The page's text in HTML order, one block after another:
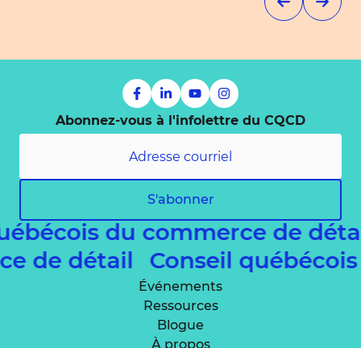
Abonnez-vous à l'infolettre du CQCD
S'abonner
du commerce de
de détailConseil
Événements
Ressources
Blogue
À propos